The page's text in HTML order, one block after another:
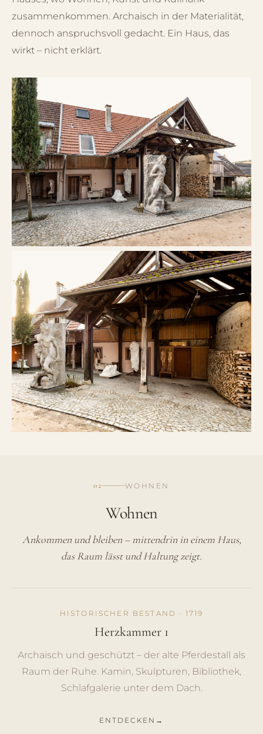
zusammenkommen. Archaisch in der Materialität,
dennoch anspruchsvoll gedacht. Ein Haus, das
wirkt – nicht erklärt.
02 WOHNEN
Wohnen
Ankommen und bleiben – mittendrin in einem Haus,
das Raum lässt und Haltung zeigt.
HISTORISCHER BESTAND · 1719
Herzkammer 1
Archaisch und geschützt – der alte Pferdestall als
Raum der Ruhe. Kamin, Skulpturen, Bibliothek,
Schlafgalerie unter dem Dach.
ENTDECKEN